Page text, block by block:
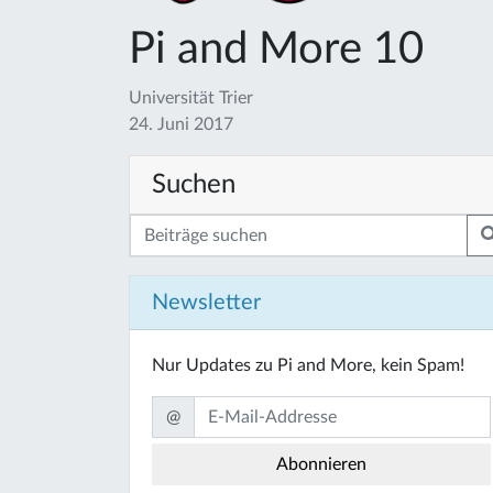
Pi and More 10
Universität Trier
24. Juni 2017
Suchen
Newsletter
Nur Updates zu Pi and More, kein Spam!
@